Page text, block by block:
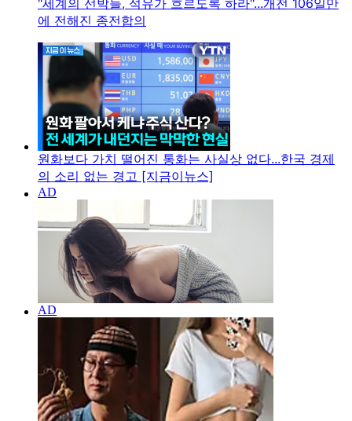
"세계의 선박들, 석유가 흐르도록 하라"...개전 106일만
에 전해진 종전합의
원화보다 가치 떨어진 통화는 사실상 없다...한국 경제
의 소리 없는 경고 [지금이뉴스]